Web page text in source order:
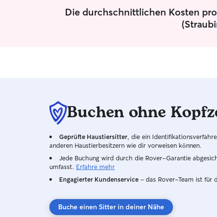
Die durchschnittlichen Kosten
Buchen ohne
Geprüfte Haustiersitter , die ein
anderen Haustierbesitzern wie dir vorweisen können.
Jede Buchung wird durch die Rover-Garantie
umfasst. Erfahre mehr
Engagierter Kundenservice – das Rover-Team ist für
Buche einen Sitter in deiner Nähe